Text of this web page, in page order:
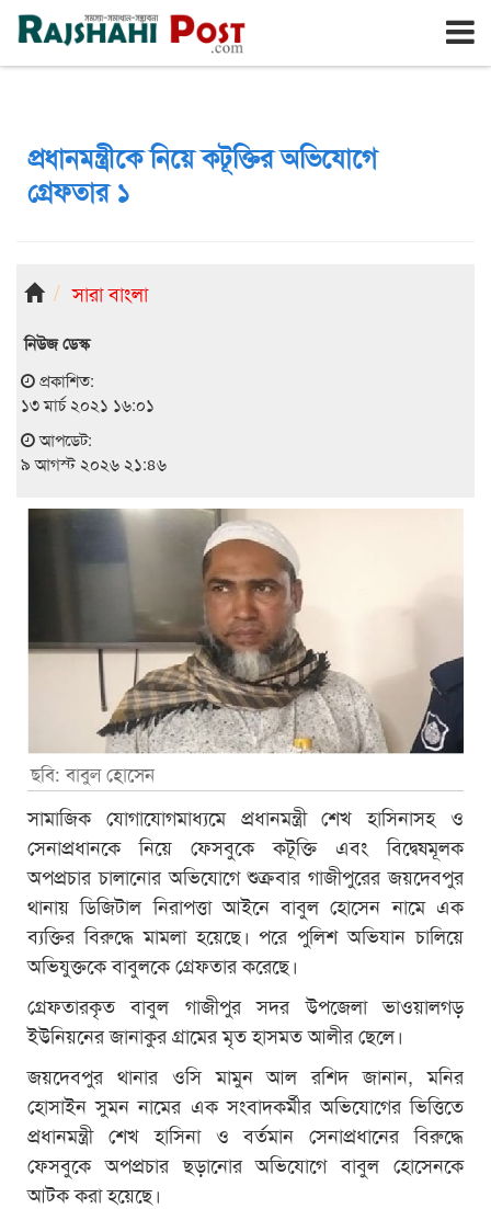
রাজশাহী রবিবার, ৯ই আগস্ট ২০২৬, ২৬শে শ্রাবণ ১৪৩৩
প্রধানমন্ত্রীকে নিয়ে কটূক্তির অভিযোগে
গ্রেফতার ১
সারা বাংলা
নিউজ ডেস্ক
প্রকাশিত:
১৩ মার্চ ২০২১ ১৬:০১
আপডেট:
৯ আগস্ট ২০২৬ ২১:৪৬
ছবি: বাবুল হোসেন
সামাজিক যোগাযোগমাধ্যমে প্রধানমন্ত্রী শেখ হাসিনাসহ ও
সেনাপ্রধানকে নিয়ে ফেসবুকে কটূক্তি এবং বিদ্বেষমূলক
অপপ্রচার চালানোর অভিযোগে শুক্রবার গাজীপুরের জয়দেবপুর
থানায় ডিজিটাল নিরাপত্তা আইনে বাবুল হোসেন নামে এক
ব্যক্তির বিরুদ্ধে মামলা হয়েছে। পরে পুলিশ অভিযান চালিয়ে
অভিযুক্তকে বাবুলকে গ্রেফতার করেছে।
গ্রেফতারকৃত বাবুল গাজীপুর সদর উপজেলা ভাওয়ালগড়
ইউনিয়নের জানাকুর গ্রামের মৃত হাসমত আলীর ছেলে।
জয়দেবপুর থানার ওসি মামুন আল রশিদ জানান, মনির
হোসাইন সুমন নামের এক সংবাদকর্মীর অভিযোগের ভিত্তিতে
প্রধানমন্ত্রী শেখ হাসিনা ও বর্তমান সেনাপ্রধানের বিরুদ্ধে
ফেসবুকে অপপ্রচার ছড়ানোর অভিযোগে বাবুল হোসেনকে
আটক করা হয়েছে।